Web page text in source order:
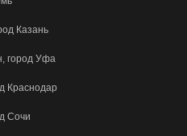
Казань
город Уфа
Краснодар
Сочи